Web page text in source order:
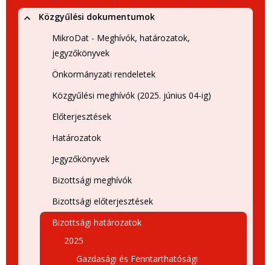
Közgyűlési dokumentumok
MikroDat - Meghívók, határozatok,
jegyzőkönyvek
Önkormányzati rendeletek
Közgyűlési meghívók (2025. június 04-ig)
Előterjesztések
Határozatok
Jegyzőkönyvek
Bizottsági meghívók
Bizottsági előterjesztések
Bizottsági határozatok
2025
Gazdasági és Fenntarthatósági